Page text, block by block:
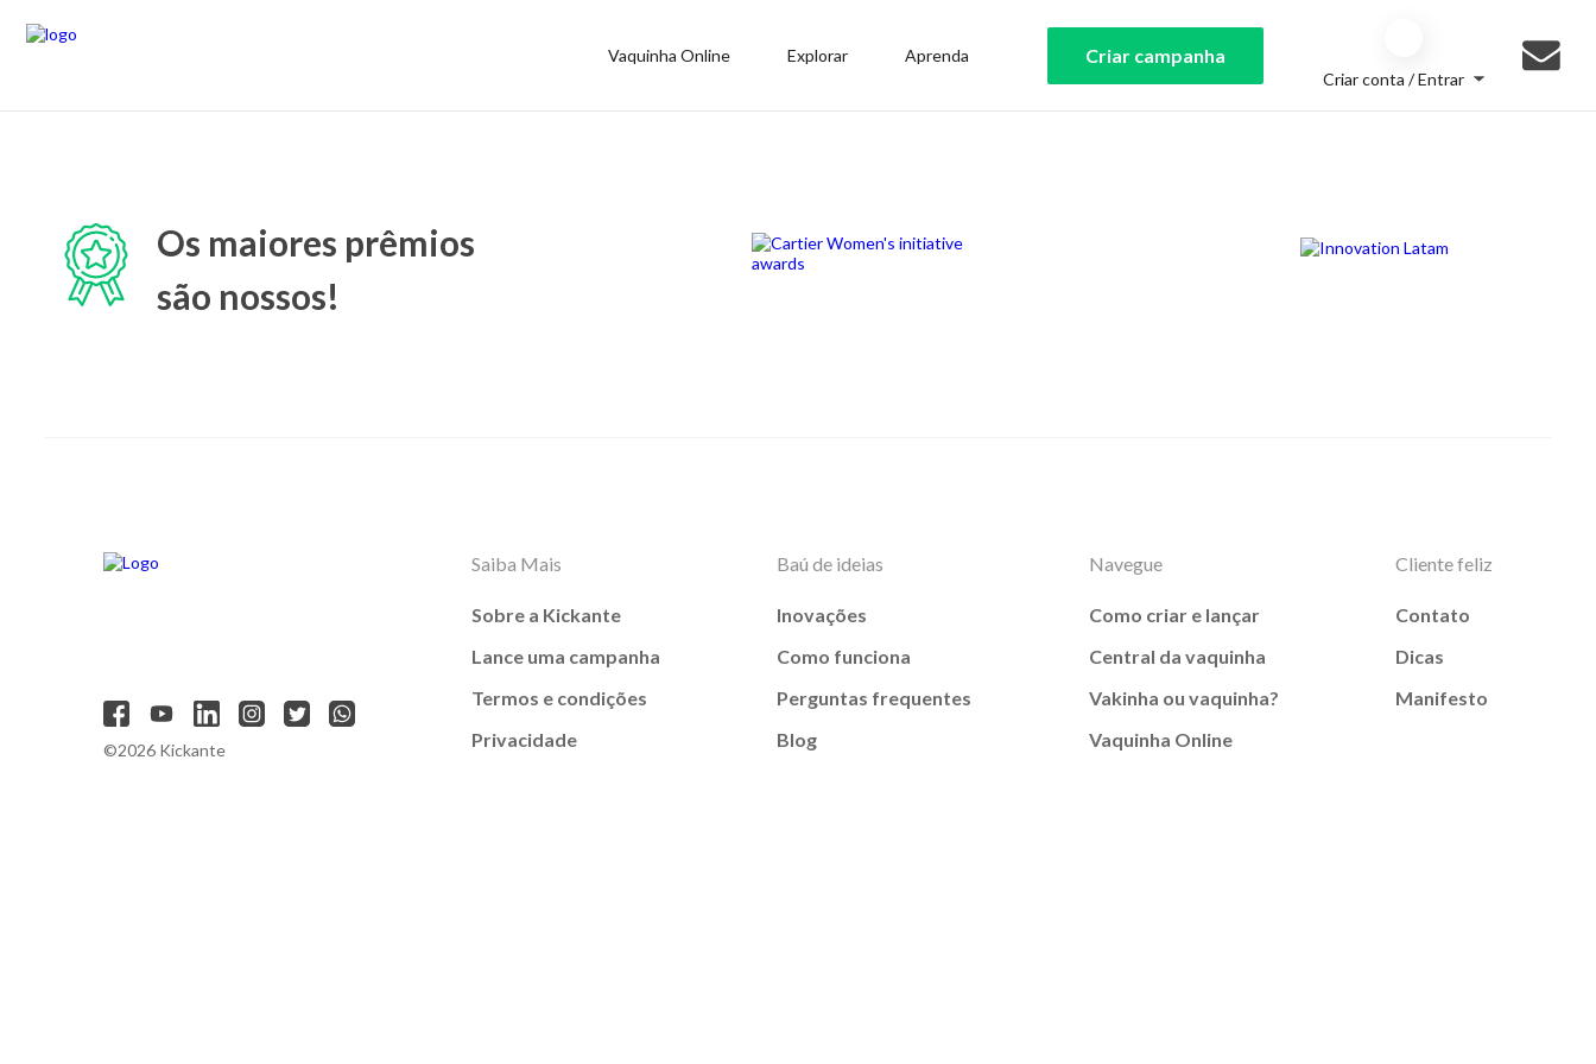
Vaquinha Online Explorar Aprenda Criar campanha
Criar conta / Entrar
Os maiores prêmios
são nossos!
©2026 Kickante
Saiba Mais
Sobre a Kickante
Lance uma campanha
Termos e condições
Privacidade
Baú de ideias
Inovações
Como funciona
Perguntas frequentes
Blog
Navegue
Como criar e lançar
Central da vaquinha
Vakinha ou vaquinha?
Vaquinha Online
Cliente feliz
Contato
Dicas
Manifesto